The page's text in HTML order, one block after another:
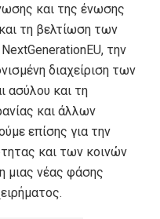
και της ένωσης
τη βελτίωση των
την
διαχείριση των
ασύλου και τη
και άλλων
επίσης για την
και των κοινών
μιας νέας φάσης